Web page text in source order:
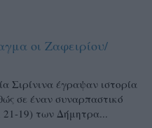
οι Ζαφειρίου/
Σιρίνινα έγραψαν ιστορία
σε έναν συναρπαστικό
21-19) των Δήμητρα...